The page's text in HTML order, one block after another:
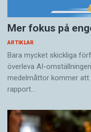
Mer fokus på
ARTIKLAR
Bara mycket skickliga
överleva AI-
medelmåttor kommer att
rapport…